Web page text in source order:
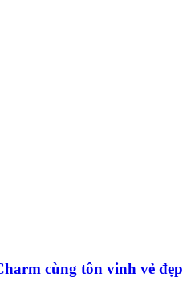
cùng tôn vinh vẻ đẹp